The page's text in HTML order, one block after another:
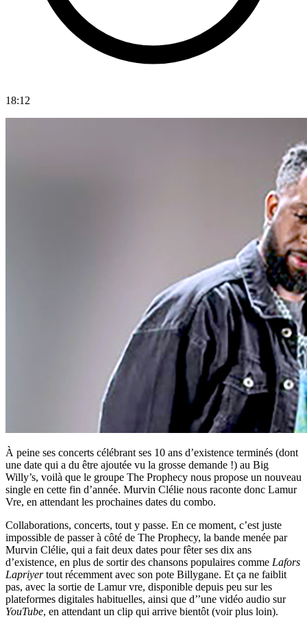
18:12
À peine ses concerts célébrant ses 10 ans d’existence terminés (dont
une date qui a du être ajoutée vu la grosse demande !) au Big
Willy’s, voilà que le groupe The Prophecy nous propose un nouveau
single en cette fin d’année. Murvin Clélie nous raconte donc Lamur
Vre, en attendant les prochaines dates du combo.
Collaborations, concerts, tout y passe. En ce moment, c’est juste
impossible de passer à côté de The Prophecy, la bande menée par
Murvin Clélie, qui a fait deux dates pour fêter ses dix ans
d’existence, en plus de sortir des chansons populaires comme Lafors
Lapriyertout récemment avec son pote Billygane. Et ça ne faiblit
pas, avec la sortie de Lamur vre, disponible depuis peu sur les
plateformes digitales habituelles, ainsi que d’’une vidéo audio sur
YouTube, en attendant un clip qui arrive bientôt (voir plus loin).